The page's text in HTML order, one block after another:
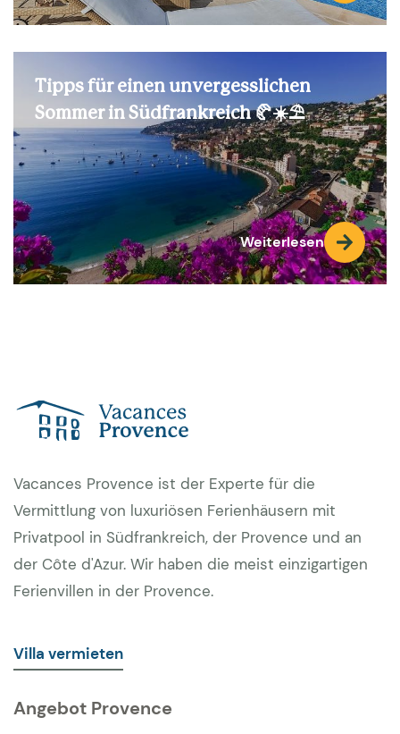
Tipps für einen unvergesslichen
Sommer in Südfrankreich 🥐☀️⛱️
Weiterlesen
Vacances Provence ist der Experte für die
Vermittlung von luxuriösen Ferienhäusern mit
Privatpool in Südfrankreich, der Provence und an
der Côte d'Azur. Wir haben die meist einzigartigen
Ferienvillen in der Provence.
Villa vermieten
Angebot Provence